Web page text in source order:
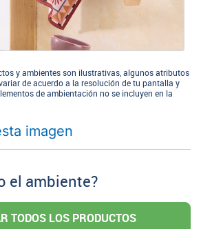
y ambientes son ilustrativas, algunos atributos
de acuerdo a la resolución de tu pantalla y
de ambientación no se incluyen en la
imagen
el ambiente?
TODOS LOS PRODUCTOS